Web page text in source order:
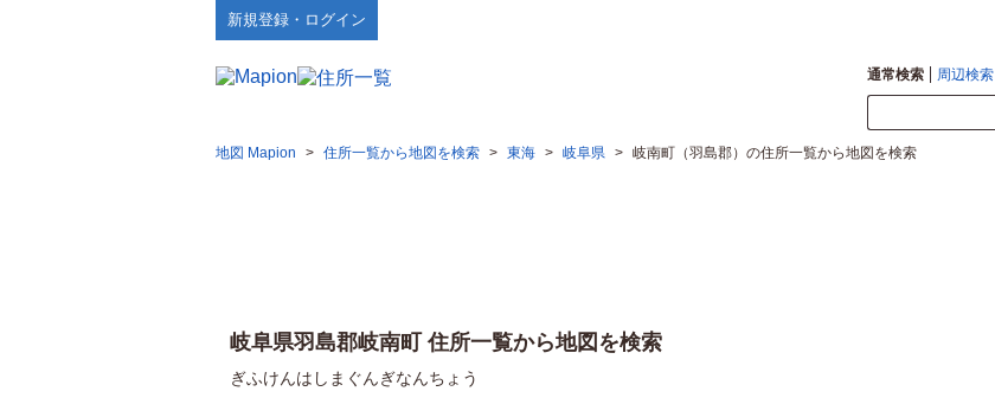
新規登録・ログイン
通常検索 周辺検索
地図 Mapion > 住所一覧から地図を検索 > 東海 > 岐阜県 > 岐南町（羽島郡）の住所一覧から地図を検索
岐阜県羽島郡岐南町 住所一覧から地図を検索
ぎふけんはしまぐんぎなんちょう